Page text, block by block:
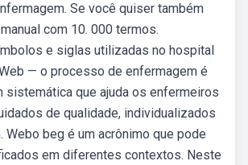
Se você quiser também
com 10. 000 termos.
e siglas utilizadas no hospital
— o processo de enfermagem é
sistemática que ajuda os enfermeiros
de qualidade, individualizados
Webo beg é um acrônimo que pode
em diferentes contextos. Neste